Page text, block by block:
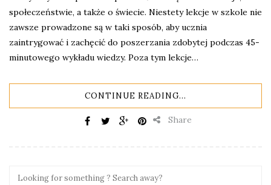
społeczeństwie, a także o świecie. Niestety lekcje w szkole nie
zawsze prowadzone są w taki sposób, aby ucznia
zaintrygować i zachęcić do poszerzania zdobytej podczas 45-
minutowego wykładu wiedzy. Poza tym lekcje…
CONTINUE READING...
Share